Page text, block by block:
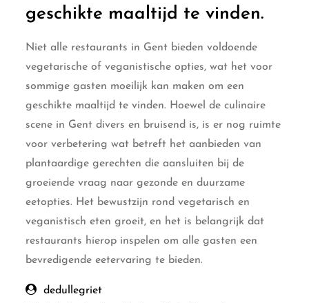
geschikte maaltijd te vinden.
Niet alle restaurants in Gent bieden voldoende
vegetarische of veganistische opties, wat het voor
sommige gasten moeilijk kan maken om een
geschikte maaltijd te vinden. Hoewel de culinaire
scene in Gent divers en bruisend is, is er nog ruimte
voor verbetering wat betreft het aanbieden van
plantaardige gerechten die aansluiten bij de
groeiende vraag naar gezonde en duurzame
eetopties. Het bewustzijn rond vegetarisch en
veganistisch eten groeit, en het is belangrijk dat
restaurants hierop inspelen om alle gasten een
bevredigende eetervaring te bieden.
dedullegriet